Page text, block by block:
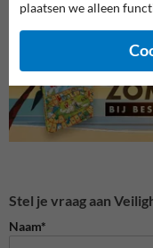
Stel je vraag aan
Naam*
plaatsen we alleen